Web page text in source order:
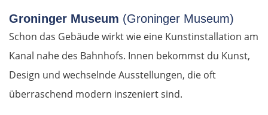
Groninger Museum (Groninger Museum)
Schon das Gebäude wirkt wie eine Kunstinstallation am
Kanal nahe des Bahnhofs. Innen bekommst du Kunst,
Design und wechselnde Ausstellungen, die oft
überraschend modern inszeniert sind.